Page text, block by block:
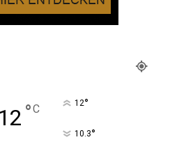
12 °C 12°
10.3°